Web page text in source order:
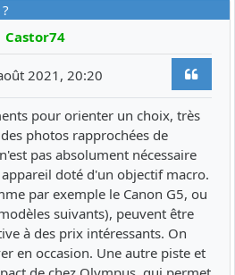
Castor74
2021, 20:20
pour orienter un choix, très
photos rapprochées de
pas absolument nécessaire
doté d'un objectif macro.
par exemple le Canon G5, ou
suivants), peuvent être
à des prix intéressants. On
en occasion. Une autre piste et